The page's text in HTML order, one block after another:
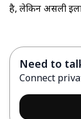
है, लेकिन असली
Need to
Connect